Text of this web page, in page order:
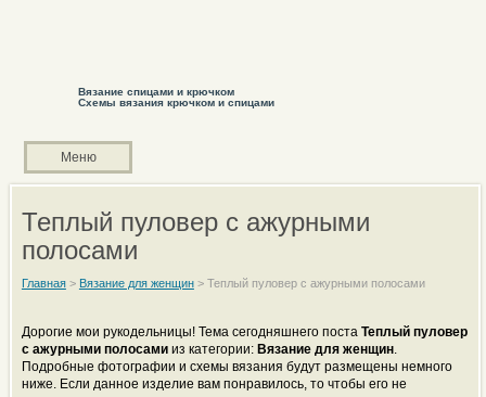
Вязание спицами и крючком
Схемы вязания крючком и спицами
Меню
Теплый пуловер с ажурными
полосами
Главная> Вязание для женщин> Теплый пуловер с ажурными полосами
Дорогие мои рукодельницы! Тема сегодняшнего поста Теплый пуловер
с ажурными полосамииз категории: Вязание для женщин.
Подробные фотографии и схемы вязания будут размещены немного
ниже. Если данное изделие вам понравилось, то чтобы его не